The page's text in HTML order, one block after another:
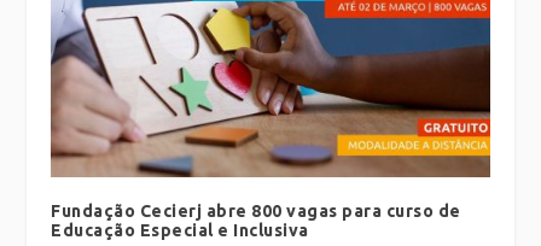
Fundação Cecierj abre 800 vagas para curso de
Educação Especial e Inclusiva